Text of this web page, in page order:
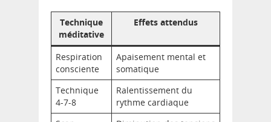
Technique
méditative
Effets attendus
Respiration
consciente
Apaisement mental et
somatique
Technique
4-7-8
Ralentissement du
rythme cardiaque